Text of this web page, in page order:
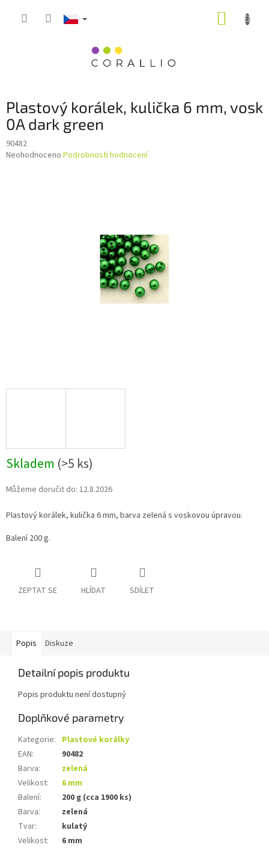
Plastový korálek, kulička 6 mm, vosk
0A dark green
90482
Průměrné
Neohodnoceno Podrobnosti hodnocení
Skladem (>5 ks)
Můžeme doručit do: 12.8.2026
Plastový korálek, kulička 6 mm, barva zelená s voskovou úpravou.
Balení 200 g.
ZEPTAT SE HLÍDAT SDÍLET
Popis Diskuze
Detailní popis produktu
Popis produktu není dostupný
Doplňkové parametry
Kategorie: Plastové korálky
EAN:
90482
Barva:
zelená
Velikost:
6 mm
Balení:
200 g (cca 1900 ks)
Barva:
zelená
Tvar:
kulatý
Velikost:
6 mm